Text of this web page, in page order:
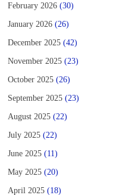
February 2026 (30)
January 2026 (26)
December 2025 (42)
November 2025 (23)
October 2025 (26)
September 2025 (23)
August 2025 (22)
July 2025 (22)
June 2025 (11)
May 2025 (20)
April 2025 (18)